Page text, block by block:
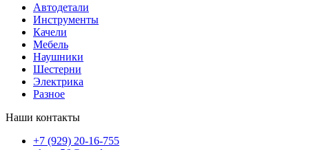
Автодетали
Инструменты
Качели
Мебель
Наушники
Шестерни
Электрика
Разное
Наши контакты
+7 (929) 20-16-755